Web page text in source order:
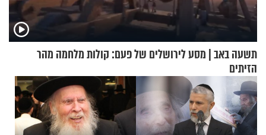
תשעה באב | מסע לירושלים של פעם: קולות מלחמה מהר
הזיתים